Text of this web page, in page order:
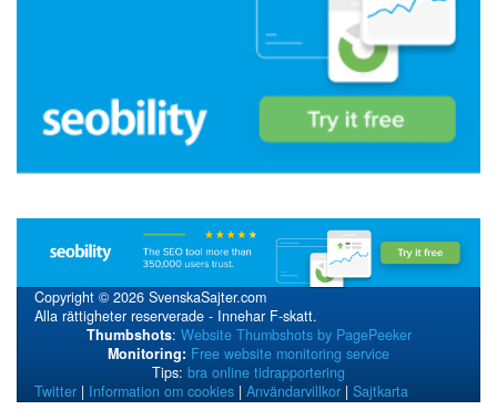
Copyright © 2026 SvenskaSajter.com
Alla rättigheter reserverade - Innehar F-skatt.
Thumbshots: Website Thumbshots by PagePeeker
Monitoring: Free website monitoring service
Tips: bra online tidrapportering
Twitter | Information om cookies | Användarvillkor | Sajtkarta